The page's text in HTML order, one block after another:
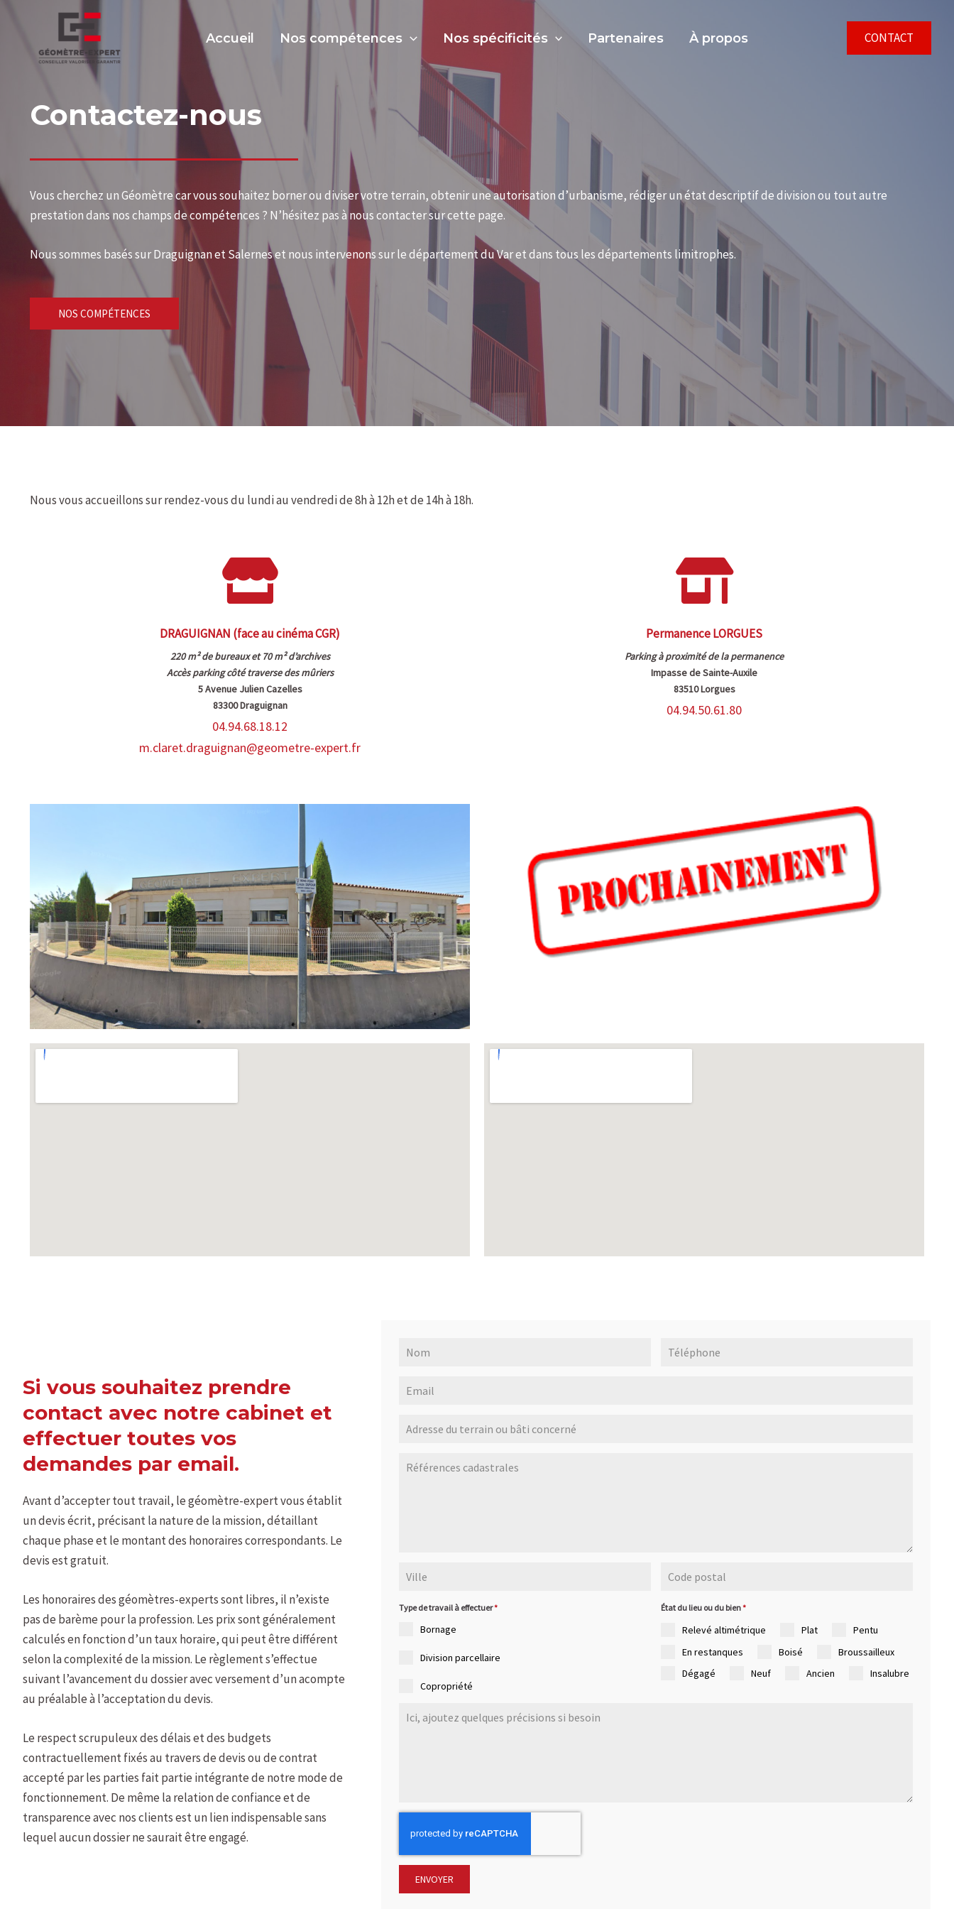
Accueil Nos compétences Nos spécificités Partenaires À propos CONTACT
Contactez-nous
Vous cherchez un Géomètre car vous souhaitez borner ou diviser votre terrain, obtenir une autorisation d’urbanisme, rédiger un état descriptif de division ou tout autre
prestation dans nos champs de compétences ? N’hésitez pas à nous contacter sur cette page.
Nous sommes basés sur Draguignan et Salernes et nous intervenons sur le département du Var et dans tous les départements limitrophes.
NOS COMPÉTENCES
Nous vous accueillons sur rendez-vous du lundi au vendredi de 8h à 12h et de 14h à 18h.
DRAGUIGNAN (face au cinéma CGR)
220 m² de bureaux et 70 m² d’archives
Accès parking côté traverse des mûriers
5 Avenue Julien Cazelles
83300 Draguignan
04.94.68.18.12
m.claret.draguignan@geometre-expert.fr
Permanence LORGUES
Parking à proximité de la permanence
Impasse de Sainte-Auxile
83510 Lorgues
04.94.50.61.80
Si vous souhaitez prendre
contact avec notre cabinet et
effectuer toutes vos
demandes par email.
Avant d’accepter tout travail, le géomètre-expert vous établit
un devis écrit, précisant la nature de la mission, détaillant
chaque phase et le montant des honoraires correspondants. Le
devis est gratuit.
Les honoraires des géomètres-experts sont libres, il n’existe
pas de barème pour la profession. Les prix sont généralement
calculés en fonction d’un taux horaire, qui peut être différent
selon la complexité de la mission. Le règlement s’effectue
suivant l’avancement du dossier avec versement d’un acompte
au préalable à l’acceptation du devis.
Le respect scrupuleux des délais et des budgets
contractuellement fixés au travers de devis ou de contrat
accepté par les parties fait partie intégrante de notre mode de
fonctionnement. De même la relation de confiance et de
transparence avec nos clients est un lien indispensable sans
lequel aucun dossier ne saurait être engagé.
Type de travail à effectuer*
Bornage
Division parcellaire
Copropriété
État du lieu ou du bien*
Relevé altimétrique Plat
Pentu
En restanques
Boisé
Broussailleux
Dégagé
Neuf Ancien Insalubre
ENVOYER